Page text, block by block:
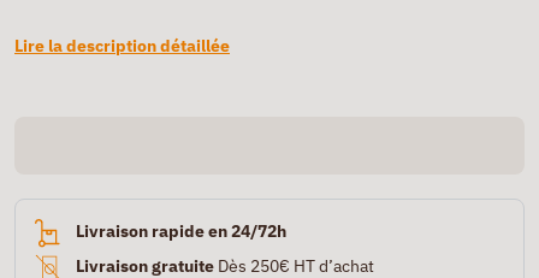
Lire la description détaillée
Livraison rapide en 24/72h
Livraison gratuite Dès 250€ HT d’achat